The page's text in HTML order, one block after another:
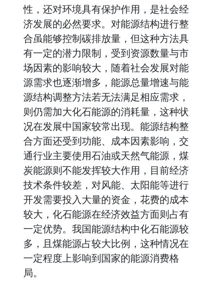
性，还对环境具有保护作用，是社会经
济发展的必然要求。对能源结构进行整
合虽能够控制碳排放量，但这种方法具
有一定的潜力限制，受到资源数量与市
场因素的影响较大，随着社会发展对能
源需求也逐渐增多，能源总量增速与能
源结构调整方法若无法满足相应需求，
则仍需加大化石能源的消耗量，这种状
况在发展中国家较常出现。能源结构整
合方面还受到功能、成本因素影响，交
通行业主要使用石油或天然气能源，煤
炭能源则不能发挥较大作用，目前经济
技术条件较差，对风能、太阳能等进行
开发需要投入大量的资金，花费的成本
较大，化石能源在经济效益方面则占有
一定优势。我国能源结构中化石能源较
多，且煤能源占较大比例，这种情况在
一定程度上影响到国家的能源消费格
局。